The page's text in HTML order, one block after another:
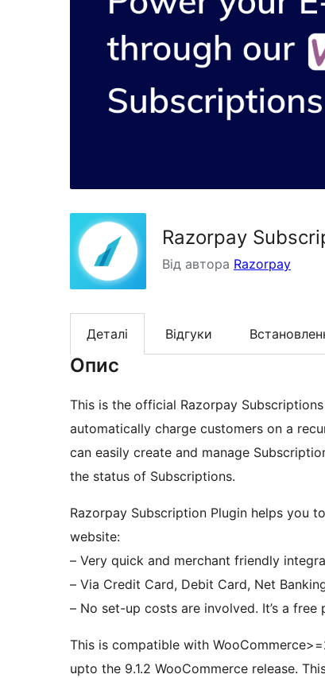
Razorpay
Від автора Razorpay
Деталі Відгуки
Опис
This is the official Razorpay
automatically charge customers on a
can easily create and manage
the status of Subscriptions.
Razorpay Subscription Plugin helps you
website:
– Very quick and merchant friendly
– Via Credit Card, Debit Card, Net
– No set-up costs are involved. It’s a free
This is compatible with
upto the 9.1.2 WooCommerce release.